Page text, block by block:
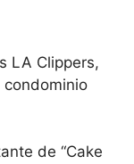
LA Clippers,
condominio
de “Cake